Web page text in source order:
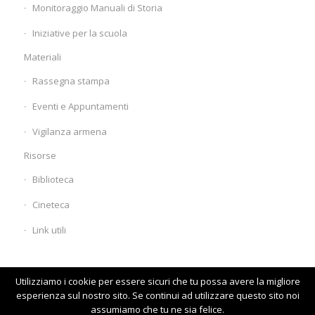
Monitoraggio Manuali di Storia
Iniziative per la scuola
Materiali
Rassegna stampa
Eventi e Appuntamenti
Vigilanza armena
Risorse
Biblioteca
Cineteca
Link utili
Utilizziamo i cookie per essere sicuri che tu possa avere la migliore
esperienza sul nostro sito. Se continui ad utilizzare questo sito noi
assumiamo che tu ne sia felice.